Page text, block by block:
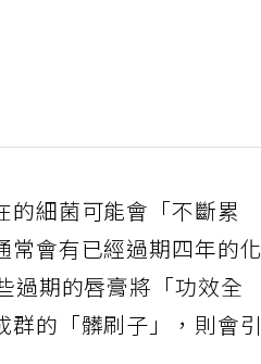
細菌可能會「不斷累
會有已經過期四年的化
過期的唇膏將「功效全
的「髒刷子」，則會引